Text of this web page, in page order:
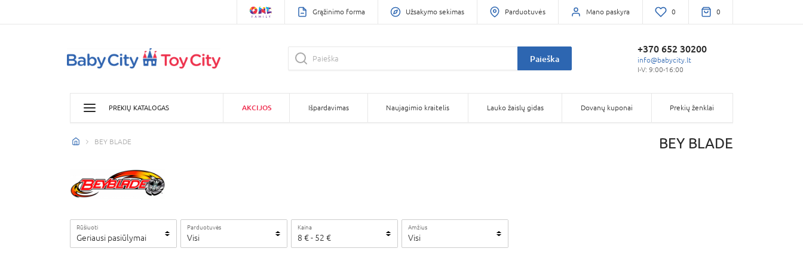
Grąžinimo forma Užsakymo sekimas Parduotuvės Mano paskyra 0 0
Paieška
+370 652 30200
info@babycity.lt
I-V: 9:00-16:00
PREKIŲ KATALOGAS AKCIJOS Išpardavimas Naujagimio kraitelis Lauko žaislų gidas Dovanų kuponai Prekių ženklai
BEY BLADE BEY BLADE
Rūšiuoti
Geriausi pasiūlymai
Parduotuvės
Visi
Kaina
8 € - 52 €
Amžius
Visi